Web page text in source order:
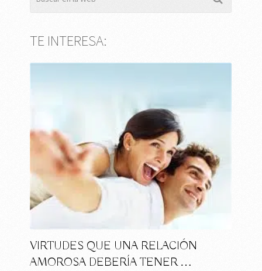
TE INTERESA:
VIRTUDES QUE UNA RELACIÓN
AMOROSA DEBERÍA TENER …